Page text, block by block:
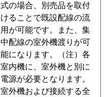
式の場合、別売品を取付
けることで既設配線の流
用が可能です。また、集
中配線の室外機渡りが可
能になります。（注）各
室内機に、室外機と別に
電源が必要となります。
室外機および接続する全